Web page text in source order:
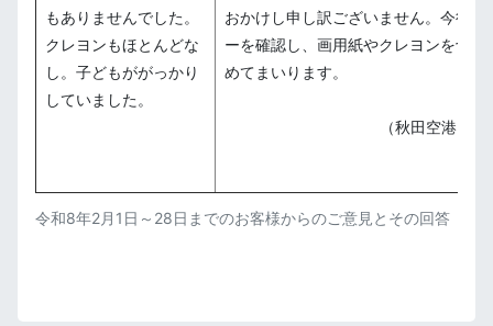
令和8年2月1日～28日までのお客様からのご意見とその回答
もありませんでした。
クレヨンもほとんどな
し。子どもががっかり
していました。
おかけし申し訳ございません。今後
ーを確認し、画用紙やクレヨンを切
めてまいります。
（秋田空港タ